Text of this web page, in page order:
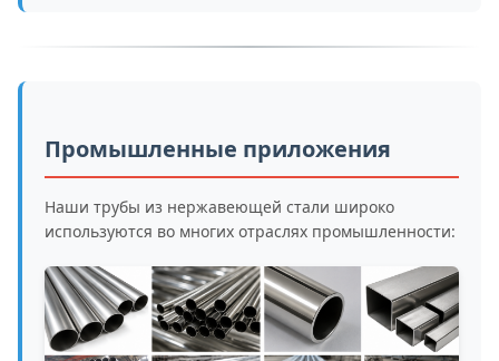
Промышленные приложения
Наши трубы из нержавеющей стали широко
используются во многих отраслях промышленности: